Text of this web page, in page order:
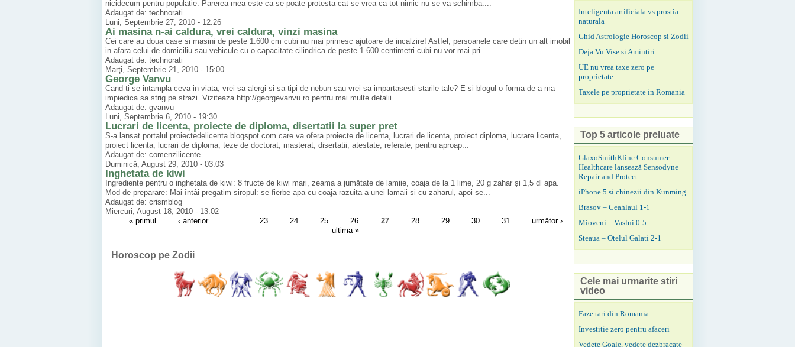
nicidecum pentru populatie. Parerea mea este ca se poate protesta cat se vrea ca tot nimic nu se va schimba....
Adaugat de: technorati
Luni, Septembrie 27, 2010 - 12:26
Ai masina n-ai caldura, vrei caldura, vinzi masina
Cei care au doua case si masini de peste 1.600 cm cubi nu mai primesc ajutoare de incalzire! Astfel, persoanele care detin un alt imobil
in afara celui de domiciliu sau vehicule cu o capacitate cilindrica de peste 1.600 centimetri cubi nu vor mai pri...
Adaugat de: technorati
Marţi, Septembrie 21, 2010 - 15:00
George Vanvu
Cand ti se intampla ceva in viata, vrei sa alergi si sa tipi de nebun sau vrei sa impartasesti starile tale? E si blogul o forma de a ma
impiedica sa strig pe strazi. Viziteaza http://georgevanvu.ro pentru mai multe detalii.
Adaugat de: gvanvu
Luni, Septembrie 6, 2010 - 19:30
Lucrari de licenta, proiecte de diploma, disertatii la super pret
S-a lansat portalul proiectedelicenta.blogspot.com care va ofera proiecte de licenta, lucrari de licenta, proiect diploma, lucrare licenta,
proiect licenta, lucrari de diploma, teze de doctorat, masterat, disertatii, atestate, referate, pentru aproap...
Adaugat de: comenzilicente
Duminică, August 29, 2010 - 03:03
Inghetata de kiwi
Ingrediente pentru o inghetata de kiwi: 8 fructe de kiwi mari, zeama a jumătate de lamiie, coaja de la 1 lime, 20 g zahar și 1,5 dl apa.
Mod de preparare: Mai întâi pregatim siropul: se fierbe apa cu coaja razuita a unei lamaii si cu zaharul, apoi se...
Adaugat de: crismblog
Miercuri, August 18, 2010 - 13:02
« primul
‹ anterior … 23 24 25 26 27 28 29 30 31
următor ›
ultima »
Horoscop pe Zodii
Inteligenta artificiala vs prostia
naturala
Ghid Astrologie Horoscop si Zodii
Deja Vu Vise si Amintiri
UE nu vrea taxe zero pe
proprietate
Taxele pe proprietate in Romania
Top 5 articole preluate
GlaxoSmithKline Consumer
Healthcare lansează Sensodyne
Repair and Protect
iPhone 5 si chinezii din Kunming
Brasov – Ceahlaul 1-1
Mioveni – Vaslui 0-5
Steaua – Otelul Galati 2-1
Cele mai urmarite stiri
video
Faze tari din Romania
Investitie zero pentru afaceri
Vedete Goale, vedete dezbracate